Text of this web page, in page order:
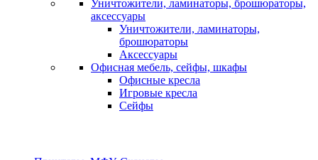
Уничтожители, ламинаторы, брошюраторы,
аксессуары
Уничтожители, ламинаторы,
брошюраторы
Аксессуары
Офисная мебель, сейфы, шкафы
Офисные кресла
Игровые кресла
Сейфы